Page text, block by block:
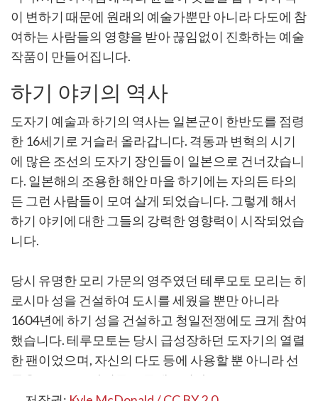
이 변하기 때문에 원래의 예술가뿐만 아니라 다도에 참
여하는 사람들의 영향을 받아 끊임없이 진화하는 예술
작품이 만들어집니다.
하기 야키의 역사
도자기 예술과 하기의 역사는 일본군이 한반도를 점령
한 16세기로 거슬러 올라갑니다. 격동과 변혁의 시기
에 많은 조선의 도자기 장인들이 일본으로 건너갔습니
다. 일본해의 조용한 해안 마을 하기에는 자의든 타의
든 그런 사람들이 모여 살게 되었습니다. 그렇게 해서
하기 야키에 대한 그들의 강력한 영향력이 시작되었습
니다.
당시 유명한 모리 가문의 영주였던 테루모토 모리는 히
로시마 성을 건설하여 도시를 세웠을 뿐만 아니라
1604년에 하기 성을 건설하고 청일전쟁에도 크게 참여
했습니다. 테루모토는 당시 급성장하던 도자기의 열렬
한 팬이었으며, 자신의 다도 등에 사용할 뿐 아니라 선
물용으로도 도자기를 주문했습니다.